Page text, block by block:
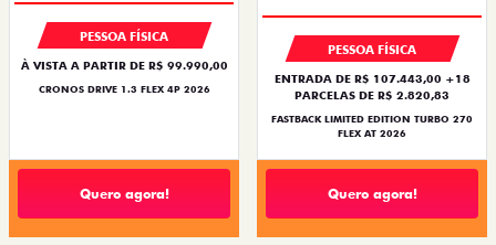
PESSOA FÍSICA
À VISTA A PARTIR DE R$ 99.990,00
CRONOS DRIVE 1.3 FLEX 4P 2026
Quero agora!
PESSOA FÍSICA
ENTRADA DE R$ 107.443,00 +18
PARCELAS DE R$ 2.820,83
FASTBACK LIMITED EDITION TURBO 270
FLEX AT 2026
Quero agora!